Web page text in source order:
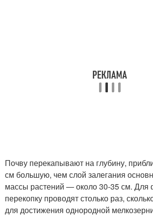
Почву перекапывают на глубину,
см большую, чем слой залегания
массы растений — около 30-35 см. Для
перекопку проводят столько раз,
для достижения однородной